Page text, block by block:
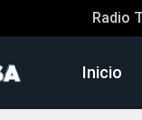
Radio
Inicio